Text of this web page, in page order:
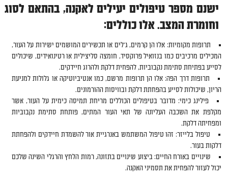
ישנם מספר טיפולים יעילים לאקנה, בהתאם לסוג
וחומרת המצב. אלו כוללים:
תרופות מקומיות: אלו הן קרמים, ג'לים או תכשירים המושמים ישירות על העור,
המכילים מרכיבים כמו בנזואיל פרוקסיד, חומצה סליצילית או רטינואידים, שיכולים
לסייע בפתיחת סתימת נקבוביות, להפחית דלקת ולהרוג חיידקים.
תרופות דרך הפה: אלו הן תרופות מרשם, כמו אנטיביוטיקה או גלולות למניעת
הריון, שיכולות לסייע בהפחתת דלקת ובוויסות ההורמונים.
פילינג כימי: מדובר בטיפולים הכוללים מריחת תמיסה כימית על העור, אשר
מקלפת את השכבה העליונה של תאי העור המתים, פותחת סתימת נקבוביות
ומפחיתה דלקת.
טיפול בלייזר: זהו טיפול המשתמש באנרגיית אור להשמדת חיידקים ולהפחתת
דלקות בעור.
שינויים באורח החיים: ביצוע שינויים בתזונה, רמות הלחץ והרגלי השינה שלכם
יכול לעזור להפחית את תסמיני האקנה.